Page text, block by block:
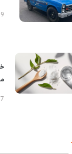
09 آبان 1403
17 تیر 1405